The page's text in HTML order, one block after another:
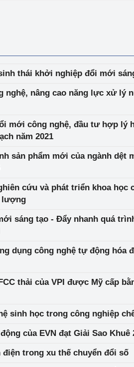
thái khởi nghiệp đổi mới
nghệ, nâng cao năng lực xử lý
mới công nghệ, đầu tư hợp lý
năm 2021
sản phẩm mới của ngành dệt
cứu và phát triển khoa học
lượng
sáng tạo - Đẩy nhanh quá
dụng công nghệ tự động hóa
thải của VPI được Mỹ cấp
sinh học trong công nghiệp
của EVN đạt Giải Sao Khuê
trong xu thế chuyển đổi số